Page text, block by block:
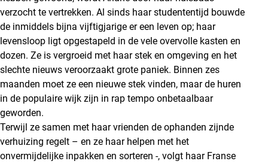
verzocht te vertrekken. Al sinds haar studententijd bouwde
de inmiddels bijna vijftigjarige er een leven op; haar
levensloop ligt opgestapeld in de vele overvolle kasten en
dozen. Ze is vergroeid met haar stek en omgeving en het
slechte nieuws veroorzaakt grote paniek. Binnen zes
maanden moet ze een nieuwe stek vinden, maar de huren
in de populaire wijk zijn in rap tempo onbetaalbaar
geworden.
Terwijl ze samen met haar vrienden de ophanden zijnde
verhuizing regelt – en ze haar helpen met het
onvermijdelijke inpakken en sorteren -, volgt haar Franse